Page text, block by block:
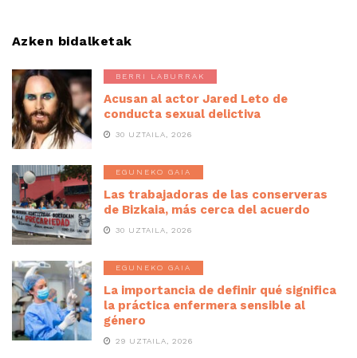
Azken bidalketak
BERRI LABURRAK
Acusan al actor Jared Leto de
conducta sexual delictiva
30 UZTAILA, 2026
EGUNEKO GAIA
Las trabajadoras de las conserveras
de Bizkaia, más cerca del acuerdo
30 UZTAILA, 2026
EGUNEKO GAIA
La importancia de definir qué significa
la práctica enfermera sensible al
género
29 UZTAILA, 2026